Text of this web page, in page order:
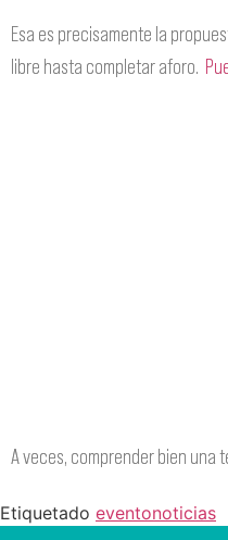
Esa es precisamente la
libre hasta completar aforo.
A veces, comprender bien una
Etiquetado eventonoticias